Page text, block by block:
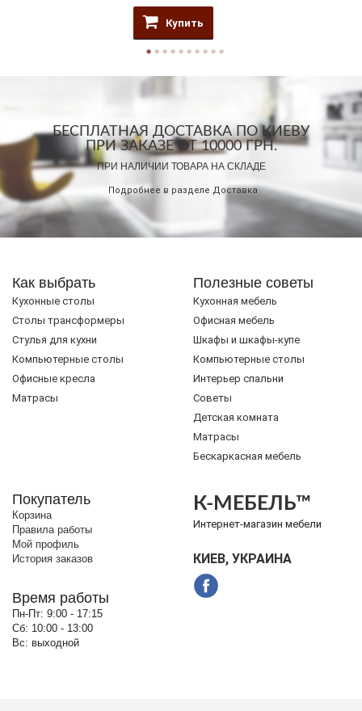
Купить
БЕСПЛАТНАЯ ДОСТАВКА ПО КИЕВУ
ПРИ ЗАКАЗЕ ОТ 10000 ГРН.
ПРИ НАЛИЧИИ ТОВАРА НА СКЛАДЕ
Подробнее в разделе Доставка
Как выбрать
Кухонные столы
Cтолы трансформеры
Стулья для кухни
Компьютерные столы
Офисные кресла
Матрасы
Полезные советы
Кухонная мебель
Офисная мебель
Шкафы и шкафы-купе
Компьютерные столы
Интерьер спальни
Советы
Детская комната
Матрасы
Бескаркасная мебель
Покупатель
Корзина
Правила работы
Мой профиль
История заказов
Время работы
Пн-Пт: 9:00 - 17:15
Сб: 10:00 - 13:00
Вс: выходной
К-МЕБЕЛЬ™
Интернет-магазин мебели
КИЕВ, УКРАИНА